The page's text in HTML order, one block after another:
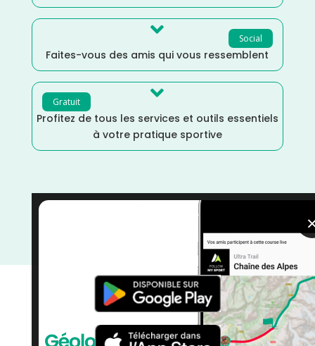
Social

Faites-vous des amis qui vous ressemblent
Gratuit 
Profitez de tous les services et outils essentiels
à votre pratique sportive
Distance Marathon/Dénivelé
courses